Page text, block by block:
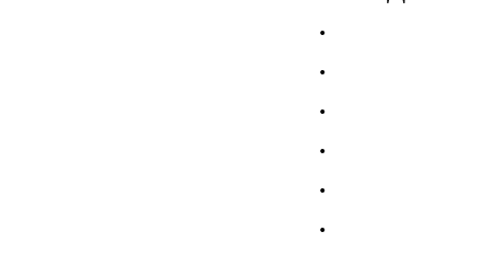
.
.
.
.
.
.